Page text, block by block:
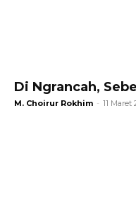
Di Ngrancah,
M. Choirur Rokhim - 11 Maret